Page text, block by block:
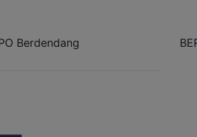
Berdendang